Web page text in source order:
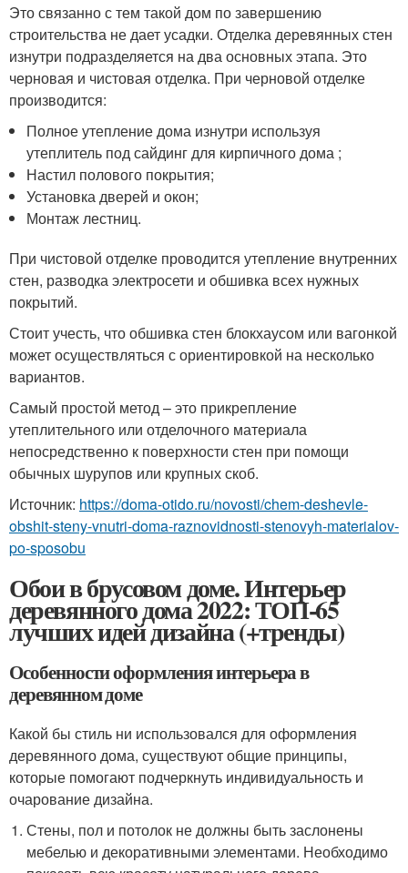
Это связанно с тем такой дом по завершению
строительства не дает усадки. Отделка деревянных стен
изнутри подразделяется на два основных этапа. Это
черновая и чистовая отделка. При черновой отделке
производится:
Полное утепление дома изнутри используя
утеплитель под сайдинг для кирпичного дома ;
Настил полового покрытия;
Установка дверей и окон;
Монтаж лестниц.
При чистовой отделке проводится утепление внутренних
стен, разводка электросети и обшивка всех нужных
покрытий.
Стоит учесть, что обшивка стен блокхаусом или вагонкой
может осуществляться с ориентировкой на несколько
вариантов.
Самый простой метод – это прикрепление
утеплительного или отделочного материала
непосредственно к поверхности стен при помощи
обычных шурупов или крупных скоб.
Источник: https://doma-otido.ru/novosti/chem-deshevle-
obshit-steny-vnutri-doma-raznovidnosti-stenovyh-materialov-
po-sposobu
Обои в брусовом доме. Интерьер
деревянного дома 2022: ТОП-65
лучших идей дизайна (+тренды)
Особенности оформления интерьера в
деревянном доме
Какой бы стиль ни использовался для оформления
деревянного дома, существуют общие принципы,
которые помогают подчеркнуть индивидуальность и
очарование дизайна.
Стены, пол и потолок не должны быть заслонены
мебелью и декоративными элементами. Необходимо